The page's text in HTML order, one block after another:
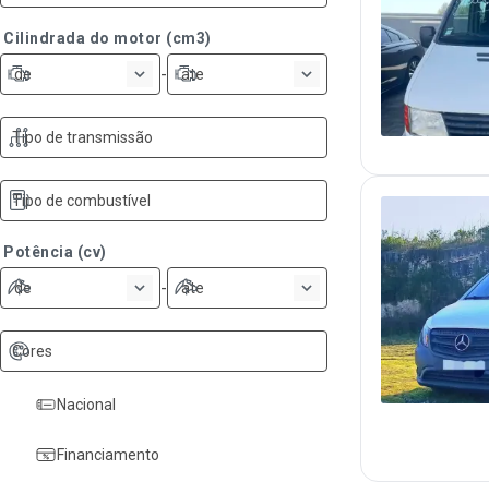
Cilindrada do motor (cm3)
de - ate
Tipo de transmissão
Tipo de combustível
Potência (cv)
de - ate
Cores
Nacional
Financiamento